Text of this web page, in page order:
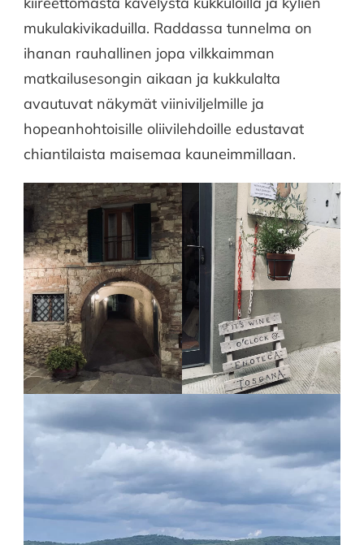
mukulakivikaduilla. Raddassa tunnelma on
ihanan rauhallinen jopa vilkkaimman
matkailusesongin aikaan ja kukkulalta
avautuvat näkymät viiniviljelmille ja
hopeanhohtoisille oliivilehdoille edustavat
chiantilaista maisemaa kauneimmillaan.